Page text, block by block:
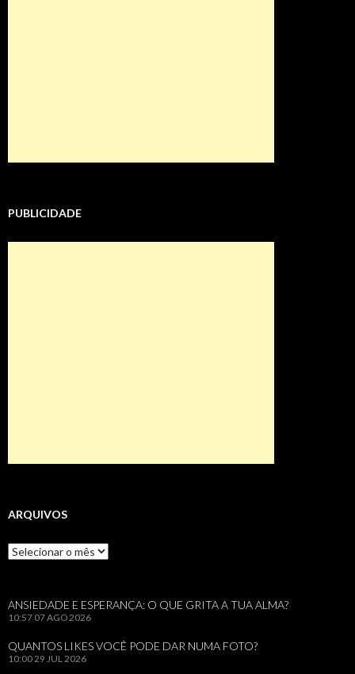
PUBLICIDADE
ARQUIVOS
Arquivos
ANSIEDADE E ESPERANÇA: O QUE GRITA A TUA ALMA?
10:57 07 AGO 2026
QUANTOS LIKES VOCÊ PODE DAR NUMA FOTO?
10:00 29 JUL 2026